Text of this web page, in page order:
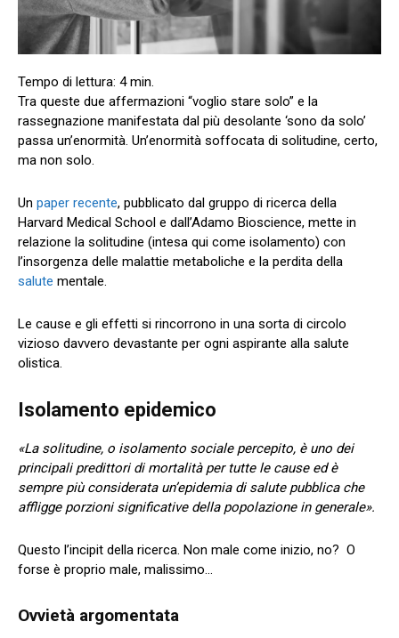
Tra queste due affermazioni “voglio stare solo” e la
rassegnazione manifestata dal più desolante ‘sono da solo’
passa un’enormità. Un’enormità soffocata di solitudine, certo,
ma non solo.
Un paper recente, pubblicato dal gruppo di ricerca della
Harvard Medical School e dall’Adamo Bioscience, mette in
relazione la solitudine (intesa qui come isolamento) con
l’insorgenza delle malattie metaboliche e la perdita della
salute mentale.
Le cause e gli effetti si rincorrono in una sorta di circolo
vizioso davvero devastante per ogni aspirante alla salute
olistica.
Isolamento epidemico
«La solitudine, o isolamento sociale percepito, è uno dei
principali predittori di mortalità per tutte le cause ed è
sempre più considerata un’epidemia di salute pubblica che
affligge porzioni significative della popolazione in generale».
Questo l’incipit della ricerca. Non male come inizio, no? O
forse è proprio male, malissimo…
Ovvietà argomentata